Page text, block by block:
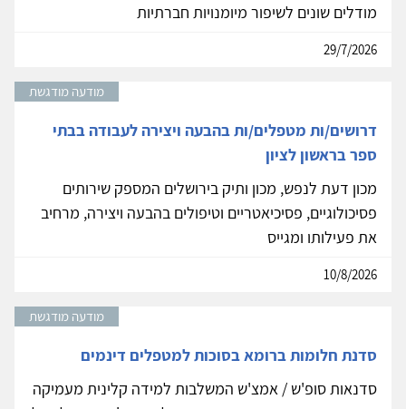
מודלים שונים לשיפור מיומנויות חברתיות
29/7/2026
מודעה מודגשת
דרושים/ות מטפלים/ות בהבעה ויצירה לעבודה בבתי
ספר בראשון לציון
מכון דעת לנפש, מכון ותיק בירושלים המספק שירותים
פסיכולוגיים, פסיכיאטריים וטיפולים בהבעה ויצירה, מרחיב
את פעילותו ומגייס
10/8/2026
מודעה מודגשת
סדנת חלומות ברומא בסוכות למטפלים דינמים
סדנאות סופ'ש / אמצ'ש המשלבות למידה קלינית מעמיקה